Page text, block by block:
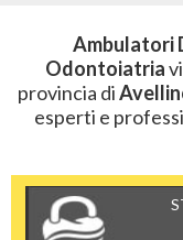
Ambulatori
Odontoiatria
provincia di
esperti e